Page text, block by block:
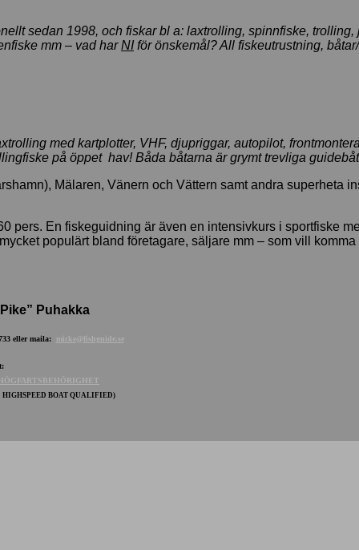
sedan 1998, och fiskar bl a: laxtrolling, spinnfiske, trolling,
mm – vad harNIför önskemål? All fiskeutrustning,
med kartplotter, VHF, djupriggar, autopilot,
på öppet hav! Båda båtarna är grymt trevliga
Mälaren, Vänern och Vättern samt andra superheta
pers. En fiskeguidning är även en intensivkurs i sportfiske
populärt bland företagare, säljare mm – som vill
Puhakka
eller maila: micke@fishguide.se
BOAT QUALIFIED)